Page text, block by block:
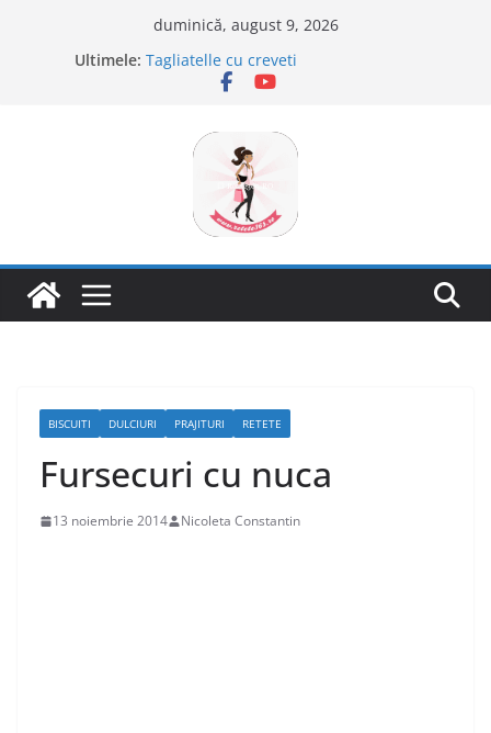
duminică, august 9, 2026
Ultimele: Tagliatelle cu creveti
Clafoutis cu cirese
Savarine
BISCUITI DULCIURI PRAJITURI RETETE
Fursecuri cu nuca
13 noiembrie 2014 Nicoleta Constantin